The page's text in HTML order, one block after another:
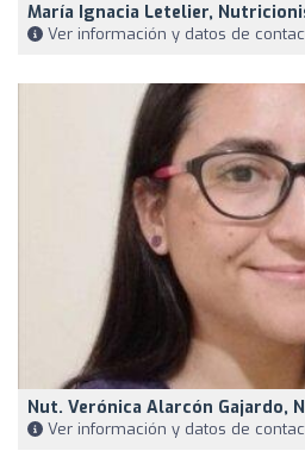
María Ignacia Letelier,
Ver información y datos de
Nut. Verónica Alarcón Gajardo,
Ver información y datos de